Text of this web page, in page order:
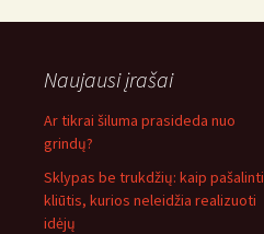
Naujausi įrašai
Ar tikrai šiluma prasideda nuo
grindų?
Sklypas be trukdžių: kaip pašalinti
kliūtis, kurios neleidžia realizuoti
idėjų